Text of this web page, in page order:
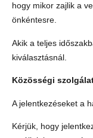
hogy mikor zajlik a
önkéntesre.
Akik a teljes
kiválasztásnál.
Közösségi
A jelentkezéseket a
Kérjük, hogy